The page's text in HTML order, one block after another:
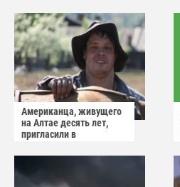
Американца, живущего
на Алтае десять лет,
пригласили в